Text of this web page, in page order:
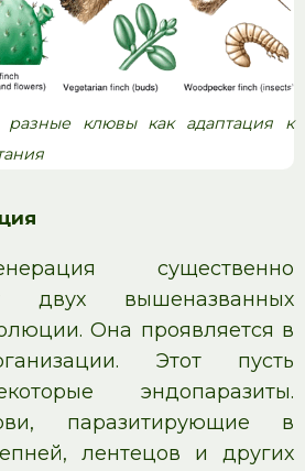
клювы как адаптация к
существенно
двух вышеназванных
Она проявляется в
Этот пусть
эндопаразиты.
паразитирующие в
лентецов и других